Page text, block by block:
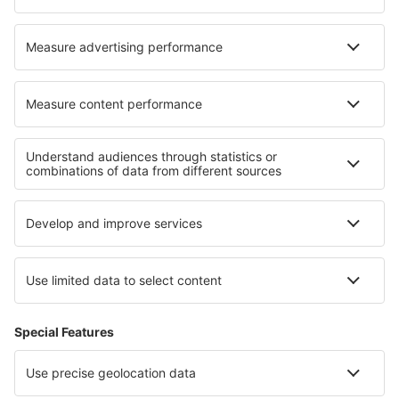
Hoteluri în Stockton Hoteluri în Putzbrunn
Cele mai bune hoteluri - regiuni
Hoteluri ȋn Irlanda de Nord Hoteluri în Southport
Hoteluri in Anglesey Hoteluri în Pembrokeshire
Hoteluri in Wales Hoteluri in Swiss Alps
Hoteluri in Jacksonville Coast
Hoteluri în Alpii Kitzbühel